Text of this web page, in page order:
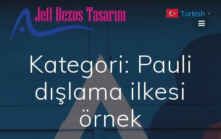
to
Kategori: Pauli
dışlama ilkesi
örnek
Turkish ▼